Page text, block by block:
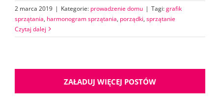
2 marca 2019 | Kategorie: prowadzenie domu | Tagi:grafik
sprzątania, harmonogram sprzątania, porządki, sprzątanie
Czytaj dalej
ZAŁADUJ WIĘCEJ POSTÓW